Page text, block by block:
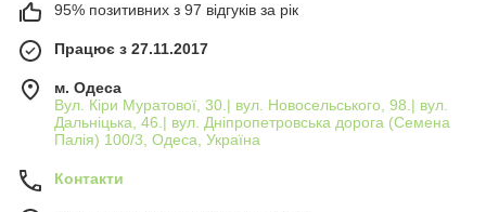
95% позитивних з 97 відгуків за рік
Працює з 27.11.2017
м. Одеса
Вул. Кіри Муратової, 30.| вул. Новосельського, 98.| вул.
Дальніцька, 46.| вул. Дніпропетровська дорога (Семена
Палія) 100/3, Одеса, Україна
Контакти